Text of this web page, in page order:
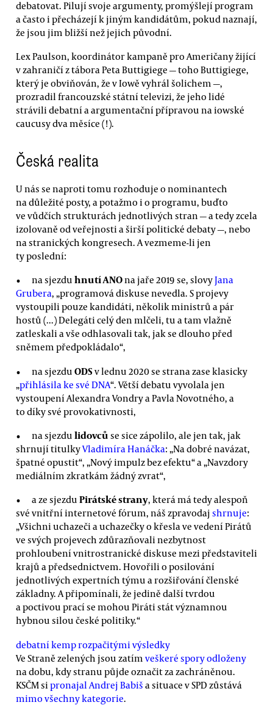
debatovat. Pilují svoje argumenty, promýšlejí program
a často i přecházejí k jiným kandidátům, pokud naznají,
že jsou jim bližší než jejich původní.
Lex Paulson, koordinátor kampaně pro Američany žijící
v zahraničí z tábora Peta Buttigiege — toho Buttigiege,
který je obviňován, že v Iowě vyhrál šolichem —,
prozradil francouzské státní televizi, že jeho lidé
strávili debatní a argumentační přípravou na iowské
caucusy dva měsíce (!).
Česká realita
U nás se naproti tomu rozhoduje o nominantech
na důležité posty, a potažmo i o programu, buďto
ve vůdčích strukturách jednotlivých stran — a tedy zcela
izolovaně od veřejnosti a širší politické debaty —, nebo
na stranických kongresech. A vezmeme-li jen
ty poslední:
na sjezdu hnutí ANOna jaře 2019 se, slovyJana
Grubera, „programová diskuse nevedla. S projevy
vystoupili pouze kandidáti, několik ministrů a pár
hostů (...) Delegáti celý den mlčeli, tu a tam vlažně
zatleskali a vše odhlasovali tak, jak se dlouho před
sněmem předpokládalo“,
na sjezdu ODS v lednu 2020 se strana zase klasicky
„přihlásila ke své DNA“. Větší debatu vyvolala jen
vystoupení Alexandra Vondry a Pavla Novotného, a
to díky své provokativnosti,
na sjezdu lidovců se sice zápolilo, ale jen tak, jak
shrnují titulkyVladimíra Hanáčka: „Na dobré navázat,
špatné opustit“, „Nový impulz bez efektu“ a „Navzdory
mediálním zkratkám žádný zvrat“,
a ze sjezdu Pirátské strany, která má tedy alespoň
své vnitřní internetové fórum, náš zpravodaj shrnuje:
„Všichni uchazeči a uchazečky o křesla ve vedení Pirátů
ve svých projevech zdůrazňovali nezbytnost
prohloubení vnitrostranické diskuse mezi představiteli
krajů a předsednictvem. Hovořili o posilování
jednotlivých expertních týmu a rozšiřování členské
základny. A připomínali, že jedině další tvrdou
a poctivou prací se mohou Piráti stát významnou
hybnou silou české politiky.“
debatní kemprozpačitými výsledky
Ve Straně zelených jsou zatím veškeré spory odloženy
na dobu, kdy stranu půjde označit za zachráněnou.
KSČM si pronajal Andrej Babiš a situace v SPD zůstává
mimo všechny kategorie.